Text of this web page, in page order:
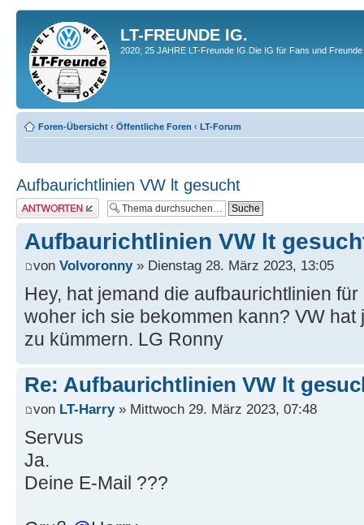
LT-FREUNDE IG.
2020; 25 JAHRE LT-Freunde IG.Die IG für Fans und
Foren-Übersicht ‹ Öffentliche Foren ‹ LT-Forum
Aufbaurichtlinien VW lt gesucht
Antwort erstellen
Aufbaurichtlinien VW lt
von Volvoronny» Dienstag 28. März 2023, 13:05
Hey, hat jemand die aufbaurichtlinien
woher ich sie bekommen kann? VW
zu kümmern. LG Ronny
Re: Aufbaurichtlinien VW lt
von LT-Harry» Mittwoch 29. März 2023, 07:48
Servus
Ja.
Deine E-Mail ???